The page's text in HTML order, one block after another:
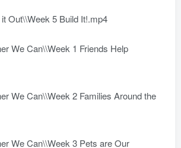
Out\\Week 5 Build It!.mp4
We Can\\Week 1 Friends Help
We Can\\Week 2 Families Around the
We Can\\Week 3 Pets are Our